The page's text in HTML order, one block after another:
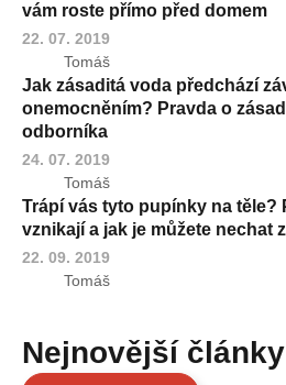
vám roste přímo před domem
22. 07. 2019
Tomáš
Jak zásaditá voda předchází
onemocněním? Pravda o
odborníka
24. 07. 2019
Tomáš
Trápí vás tyto pupínky na těle?
vznikají a jak je můžete nechat
22. 09. 2019
Tomáš
Nejnovější články